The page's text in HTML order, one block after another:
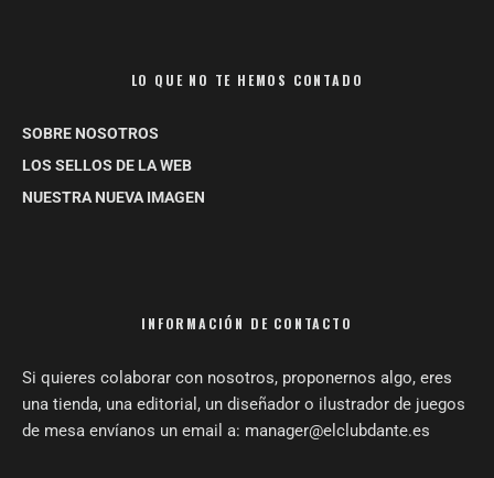
LO QUE NO TE HEMOS CONTADO
SOBRE NOSOTROS
LOS SELLOS DE LA WEB
NUESTRA NUEVA IMAGEN
INFORMACIÓN DE CONTACTO
Si quieres colaborar con nosotros, proponernos algo, eres
una tienda, una editorial, un diseñador o ilustrador de juegos
de mesa envíanos un email a: manager@elclubdante.es